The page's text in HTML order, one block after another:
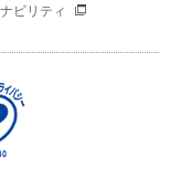
ビリティ